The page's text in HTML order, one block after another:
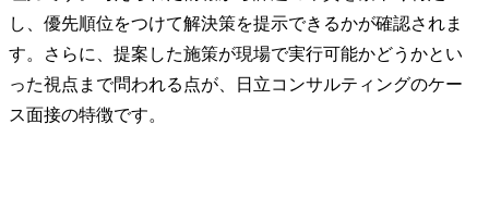
し、優先順位をつけて解決策を提示できるかが確認されま
す。さらに、提案した施策が現場で実行可能かどうかとい
った視点まで問われる点が、日立コンサルティングのケー
ス面接の特徴です。